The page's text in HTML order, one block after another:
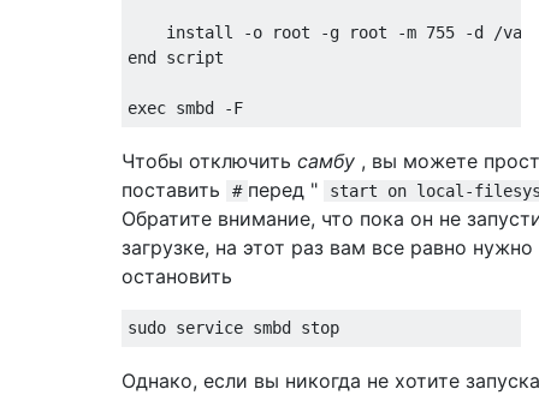
install -o root -g root -m 755 -d /
end script
Чтобы отключить самбу , вы можете
поставить
# перед " start on local-
Обратите внимание, что пока он не
загрузке, на этот раз вам все равно нужно
остановить
Однако, если вы никогда не хотите